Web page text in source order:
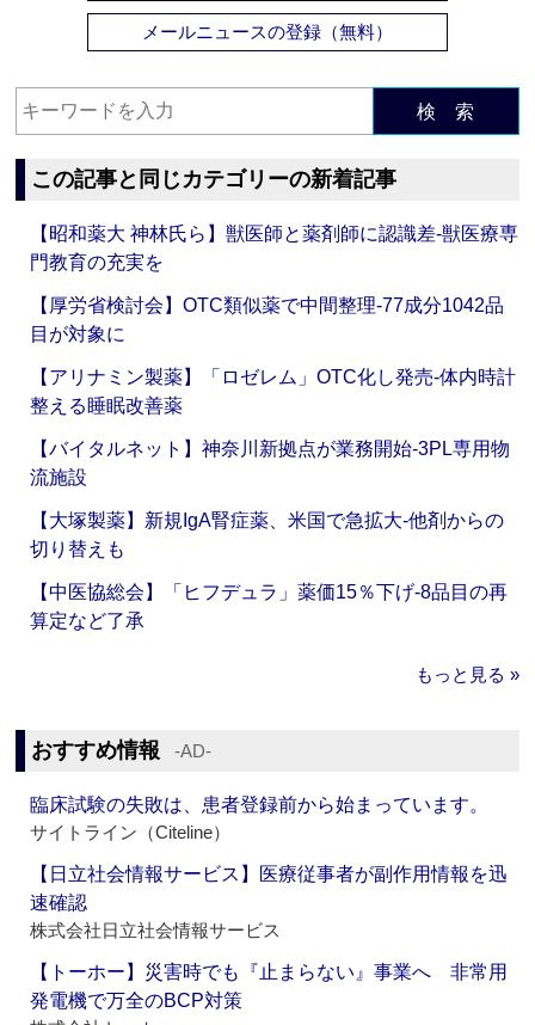
メールニュースの登録（無料）
検 索
この記事と同じカテゴリーの新着記事
【昭和薬大 神林氏ら】獣医師と薬剤師に認識差‐獣医療専
門教育の充実を
【厚労省検討会】OTC類似薬で中間整理‐77成分1042品
目が対象に
【アリナミン製薬】「ロゼレム」OTC化し発売‐体内時計
整える睡眠改善薬
【バイタルネット】神奈川新拠点が業務開始‐3PL専用物
流施設
【大塚製薬】新規IgA腎症薬、米国で急拡大‐他剤からの
切り替えも
【中医協総会】「ヒフデュラ」薬価15％下げ‐8品目の再
算定など了承
もっと見る »
おすすめ情報 ‐AD‐
臨床試験の失敗は、患者登録前から始まっています。
サイトライン（Citeline）
【日立社会情報サービス】医療従事者が副作用情報を迅
速確認
株式会社日立社会情報サービス
【トーホー】災害時でも『止まらない』事業へ 非常用
発電機で万全のBCP対策